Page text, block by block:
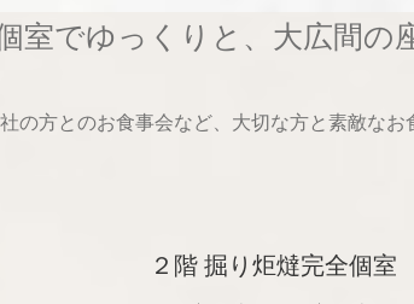
室でゆっくりと、大広間の
の方とのお食事会など、大切な方と素敵なお
２階 掘り炬燵完全個室